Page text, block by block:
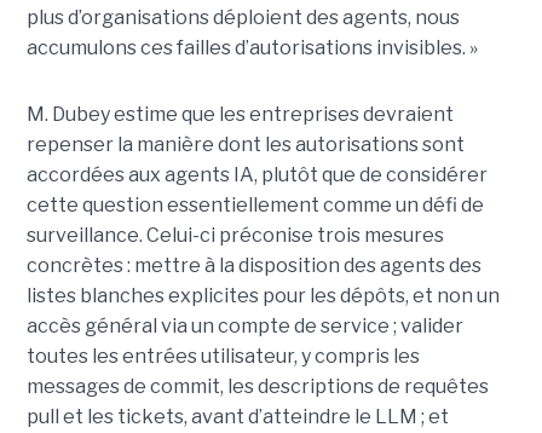
plus d’organisations déploient des agents, nous
accumulons ces failles d’autorisations invisibles. »
M. Dubey estime que les entreprises devraient
repenser la manière dont les autorisations sont
accordées aux agents IA, plutôt que de considérer
cette question essentiellement comme un défi de
surveillance. Celui-ci préconise trois mesures
concrètes : mettre à la disposition des agents des
listes blanches explicites pour les dépôts, et non un
accès général via un compte de service ; valider
toutes les entrées utilisateur, y compris les
messages de commit, les descriptions de requêtes
pull et les tickets, avant d’atteindre le LLM ; et